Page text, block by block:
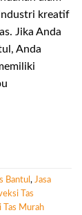
kreatif
Jika Anda
Anda
Bantul , Jasa
Tas
Tas Murah